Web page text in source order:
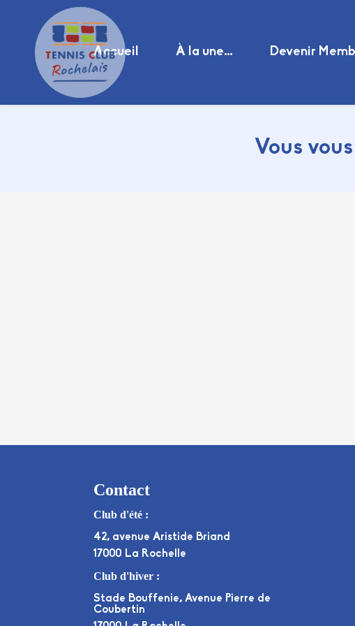
Accueil À la une… Devenir
Vous
Contact
Club d'été :
42, avenue Aristide Briand
17000 La Rochelle
Club d'hiver :
Stade Bouffenie, Avenue Pierre de
Coubertin